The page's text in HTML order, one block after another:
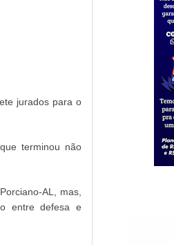
jurados para o
terminou não
AL, mas,
entre defesa e